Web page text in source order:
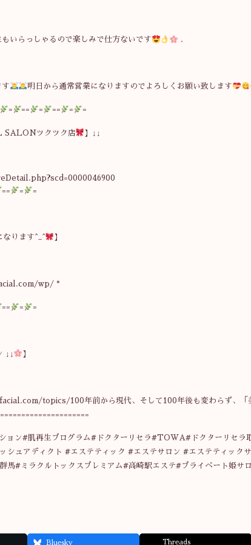
いらっしゃるので楽しみで仕方ないです .
す 明日から通常営業になりますのでよろしくお願い致します
= == = == = =
ツクツク店 】↓↓
== = =
なります^_^ 】
wp/ *
== = =
↓↓ 】
topics/100年前から現代、そして100年後も変わらず、「
ョン#肌再生プログラム#ドクターリセラ#TOWA#ドクターリセラ
シュアディクト #エステティック #エステサロン #エステティック
馬#ミラクルトックスプレミアム#高崎駅エステ#プライベート姫サ
Bluesky Threads